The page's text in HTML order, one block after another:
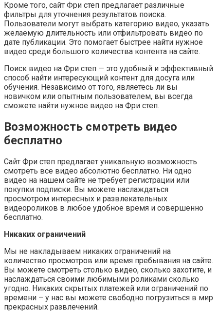
Кроме того, сайт Фри степ предлагает различные
фильтры для уточнения результатов поиска.
Пользователи могут выбрать категорию видео, указать
желаемую длительность или отфильтровать видео по
дате публикации. Это помогает быстрее найти нужное
видео среди большого количества контента на сайте.
Поиск видео на Фри степ — это удобный и эффективный
способ найти интересующий контент для досуга или
обучения. Независимо от того, являетесь ли вы
новичком или опытным пользователем, вы всегда
сможете найти нужное видео на Фри степ.
Возможность смотреть видео
бесплатно
Сайт Фри степ предлагает уникальную возможность
смотреть все видео абсолютно бесплатно. Ни одно
видео на нашем сайте не требует регистрации или
покупки подписки. Вы можете наслаждаться
просмотром интересных и развлекательных
видеороликов в любое удобное время и совершенно
бесплатно.
Никаких ограничений
Мы не накладываем никаких ограничений на
количество просмотров или время пребывания на сайте.
Вы можете смотреть столько видео, сколько захотите, и
наслаждаться своими любимыми роликами сколько
угодно. Никаких скрытых платежей или ограничений по
времени – у нас вы можете свободно погрузиться в мир
прекрасных развлечений.